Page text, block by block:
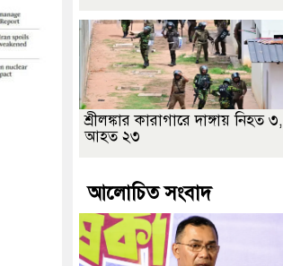
শ্রীলঙ্কার কারাগারে দাঙ্গায় নিহত ৩,
আহত ২৩
আলোচিত সংবাদ